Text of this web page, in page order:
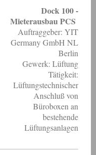
Dock 100 -
Mieterausbau PCS
Auftraggeber: YIT
Germany GmbH NL
Berlin
Gewerk: Lüftung
Tätigkeit:
Lüftungstechnischer
Anschluß von
Büroboxen an
bestehende
Lüftungsanlagen